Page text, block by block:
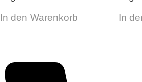
In den Warenkorb
In